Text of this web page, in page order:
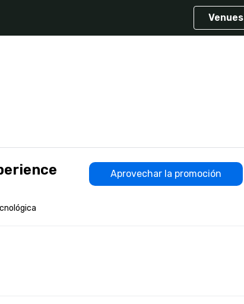
Venues
Aprovechar la promoción